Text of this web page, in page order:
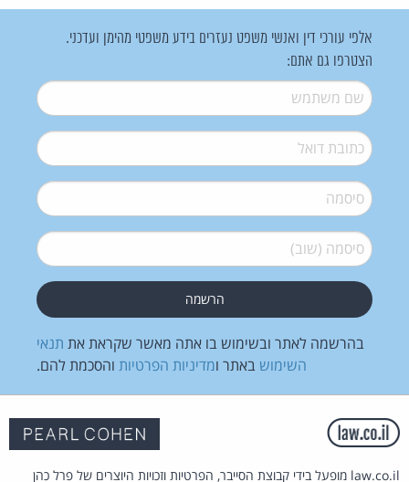
אלפי עורכי דין ואנשי משפט נעזרים בידע משפטי מהימן ועדכני.
הצטרפו גם אתם:
שם משתמש*
דואל*
סיסמה*
סיסמה (שוב)*
בהרשמה לאתר ובשימוש בו אתה מאשר שקראת את תנאי
השימוש באתר ומדיניות הפרטיות והסכמת להם.
law.co.il מופעל בידי קבוצת הסייבר, הפרטיות וזכויות היוצרים של פרל כהן